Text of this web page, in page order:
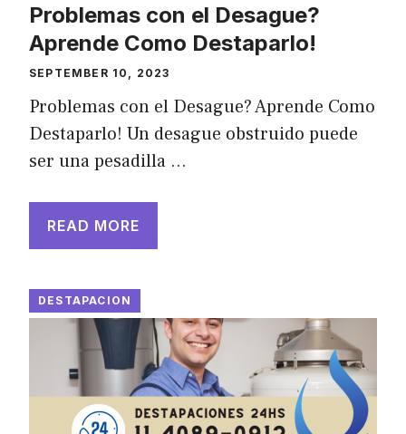
Problemas con el Desague?
Aprende Como Destaparlo!
SEPTEMBER 10, 2023
Problemas con el Desague? Aprende Como
Destaparlo! Un desague obstruido puede
ser una pesadilla …
READ MORE
DESTAPACION